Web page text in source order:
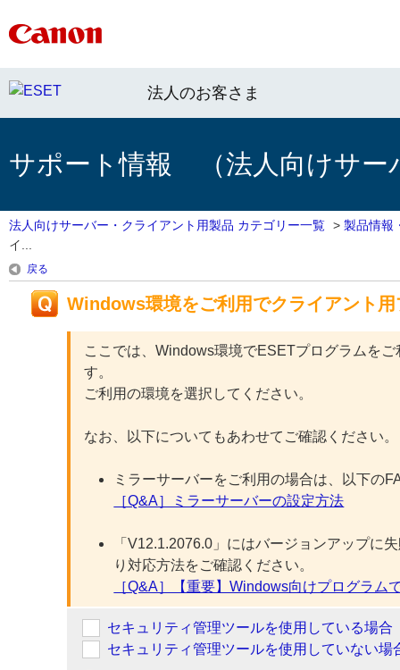
法人のお客さま
サポート情報 （法人向けサー
法人向けサーバー・クライアント用製品 カテゴリー一覧 > 製品情報
イ...
戻る
Windows環境をご利用でクライアント
ここでは、Windows環境でESETプログラムを
す。
ご利用の環境を選択してください。
なお、以下についてもあわせてご確認ください。
ミラーサーバーをご利用の場合は、以下の
［Q&A］ミラーサーバーの設定方法
「V12.1.2076.0」にはバージョンアップに
り対応方法をご確認ください。
［Q&A］【重要】Windows向けプログラ
セキュリティ管理ツールを使用している場合
セキュリティ管理ツールを使用していない場